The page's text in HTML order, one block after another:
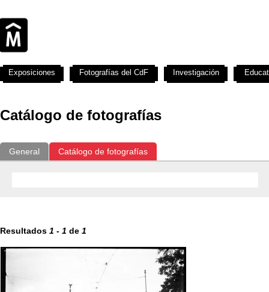
Catálogo de fotografías
General Catálogo de fotografías
Resultados 1 - 1 de 1
Exposiciones Fotografías del CdF Investigación